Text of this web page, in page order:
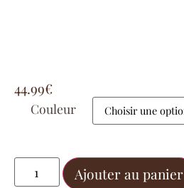
44.99€
Couleur
Ajouter au panier